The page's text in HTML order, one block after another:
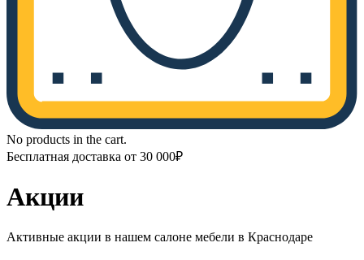
No products in the cart.
Бесплатная доставка от 30 000₽
Акции
Активные акции в нашем салоне мебели в Краснодаре